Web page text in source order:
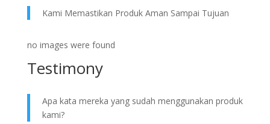
Kami Memastikan Produk Aman Sampai Tujuan
no images were found
Testimony
Apa kata mereka yang sudah menggunakan produk
kami?